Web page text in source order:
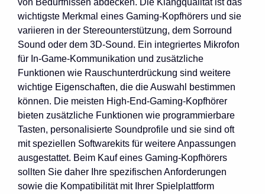
wichtigste Merkmal eines Gaming-Kopfhörers und sie
variieren in der Stereounterstützung, dem Sorround
Sound oder dem 3D-Sound. Ein integriertes Mikrofon
für In-Game-Kommunikation und zusätzliche
Funktionen wie Rauschunterdrückung sind weitere
wichtige Eigenschaften, die die Auswahl bestimmen
können. Die meisten High-End-Gaming-Kopfhörer
bieten zusätzliche Funktionen wie programmierbare
Tasten, personalisierte Soundprofile und sie sind oft
mit speziellen Softwarekits für weitere Anpassungen
ausgestattet. Beim Kauf eines Gaming-Kopfhörers
sollten Sie daher Ihre spezifischen Anforderungen
sowie die Kompatibilität mit Ihrer Spielplattform